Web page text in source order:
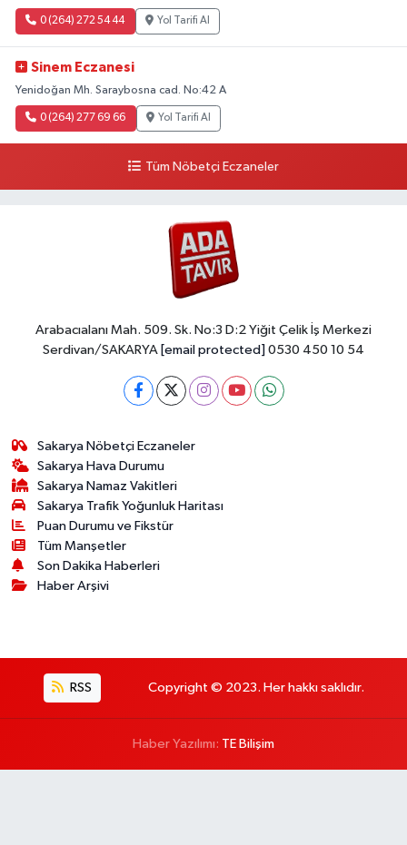
0 (264) 272 54 44 Yol Tarifi Al
Sinem Eczanesi
Yenidoğan Mh. Saraybosna cad. No:42 A
0 (264) 277 69 66 Yol Tarifi Al
Tüm Nöbetçi Eczaneler
Arabacıalanı Mah. 509. Sk. No:3 D:2 Yiğit Çelik İş Merkezi
Serdivan/SAKARYA [email protected] 0530 450 10 54
Sakarya Nöbetçi Eczaneler
Sakarya Hava Durumu
Sakarya Namaz Vakitleri
Sakarya Trafik Yoğunluk Haritası
Puan Durumu ve Fikstür
Tüm Manşetler
Son Dakika Haberleri
Haber Arşivi
RSS Copyright © 2023. Her hakkı saklıdır.
Haber Yazılımı: TE Bilişim